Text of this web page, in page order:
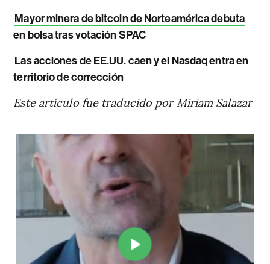
Mayor minera de bitcoin de Norteamérica debuta
en bolsa tras votación SPAC
Las acciones de EE.UU. caen y el Nasdaq entra en
territorio de corrección
Este artículo fue traducido por Miriam Salazar